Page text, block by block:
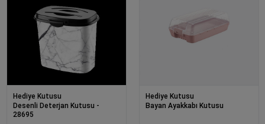
Hediye Kutusu
Desenli Deterjan Kutusu -
28695
Hediye Kutusu
Bayan Ayakkabı Kutusu